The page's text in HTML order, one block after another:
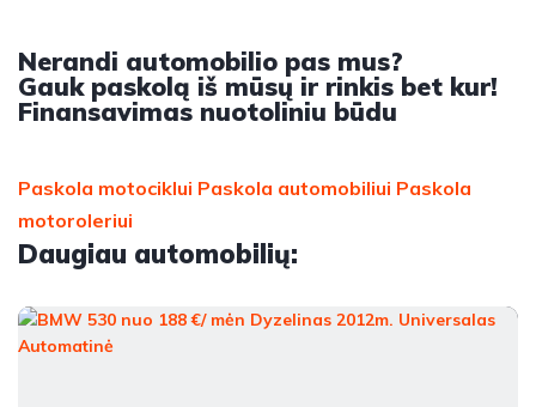
Nerandi automobilio pas mus?
Gauk paskolą iš mūsų ir rinkis bet kur!
Finansavimas nuotoliniu būdu
Paskola motociklui Paskola automobiliui Paskola
motoroleriui
Daugiau automobilių: